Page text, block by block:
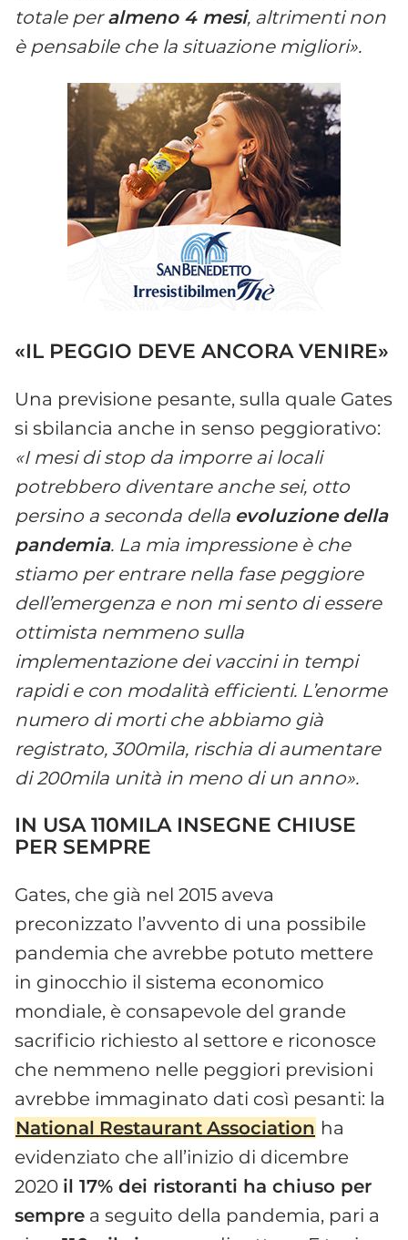
totale peralmeno 4 mesi, altrimenti non
è pensabile che la situazione migliori».
«IL PEGGIO DEVE ANCORA VENIRE»
Una previsione pesante, sulla quale Gates
si sbilancia anche in senso peggiorativo:
«I mesi di stop da imporre ai locali
potrebbero diventare anche sei, otto
persino a seconda della evoluzione della
pandemia. La mia impressione è che
stiamo per entrare nella fase peggiore
dell’emergenza e non mi sento di essere
ottimista nemmeno sulla
implementazione dei vaccini in tempi
rapidi e con modalità efficienti. L’enorme
numero di morti che abbiamo già
registrato, 300mila, rischia di aumentare
di 200mila unità in meno di un anno».
IN USA 110MILA INSEGNE CHIUSE
PER SEMPRE
Gates, che già nel 2015 aveva
preconizzato l’avvento di una possibile
pandemia che avrebbe potuto mettere
in ginocchio il sistema economico
mondiale, è consapevole del grande
sacrificio richiesto al settore e riconosce
che nemmeno nelle peggiori previsioni
avrebbe immaginato dati così pesanti: la
National Restaurant Association ha
evidenziato che all’inizio di dicembre
2020 il 17% dei ristoranti ha chiuso per
sempre a seguito della pandemia, pari a